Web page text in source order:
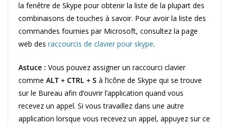
la fenêtre de Skype pour obtenir la liste de la plupart des
combinaisons de touches à savoir. Pour avoir la liste des
commandes fournies par Microsoft, consultez la page
web des raccourcis de clavier pour skype.
Astuce : Vous pouvez assigner un raccourci clavier
comme ALT + CTRL + S à l’icône de Skype qui se trouve
sur le Bureau afin d’ouvrir l’application quand vous
recevez un appel. Si vous travaillez dans une autre
application lorsque vous recevez un appel, appuyez sur ce